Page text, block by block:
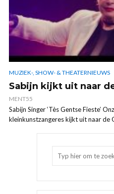
MUZIEK-, SHOW- & THEATERNIEUWS
Sabijn kijkt uit naar
MENT55
Sabijn Singer ‘Tès Gentse Fieste’
kleinkunstzangeres kijkt uit naar de